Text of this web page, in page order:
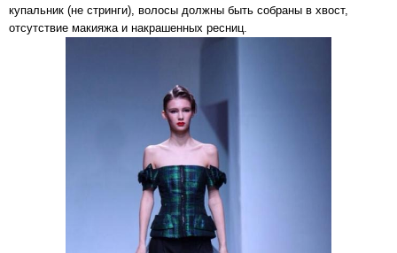
купальник (не стринги), волосы должны быть собраны в хвост,
отсутствие макияжа и накрашенных ресниц.